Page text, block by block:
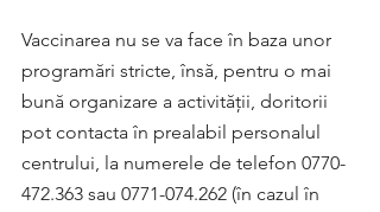
Vaccinarea nu se va face în baza unor
programări stricte, însă, pentru o mai
bună organizare a activității, doritorii
pot contacta în prealabil personalul
centrului, la numerele de telefon 0770-
472.363 sau 0771-074.262 (în cazul în